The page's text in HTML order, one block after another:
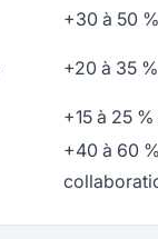
+30 à 50
+20 à 35
+15 à 25
+40 à 60